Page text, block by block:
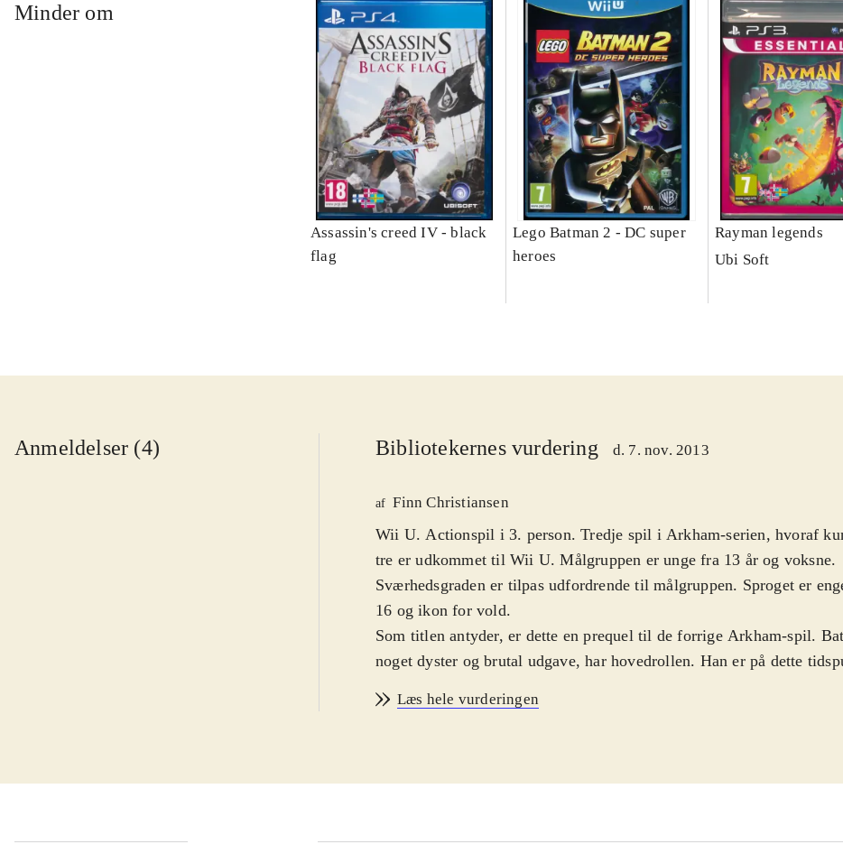
Minder om
Assassin's creed IV - black
flag
Lego Batman 2 - DC super
heroes
Rayman legends
Ubi Soft
Anmeldelser (4) Bibliotekernes vurdering d. 7. nov. 2013
af Finn Christiansen
Wii U. Actionspil i 3. person. Tredje spil i Arkham-serien, hvoraf
tre er udkommet til Wii U. Målgruppen er unge fra 13 år og voksne.
Sværhedsgraden er tilpas udfordrende til målgruppen. Sproget er
16 og ikon for vold.
Som titlen antyder, er dette en prequel til de forrige Arkham-spil.
noget dyster og brutal udgave, har hovedrollen. Han er på dette
største trussel er dog superskurken Black Mask, som er brudt ud af
gang. Eksempelvis Jokeren, Bane og Killer Croc. Batman har en
Batmans foretrukne våben. Til rådighed er en række combo- og
Læs hele vurderingen